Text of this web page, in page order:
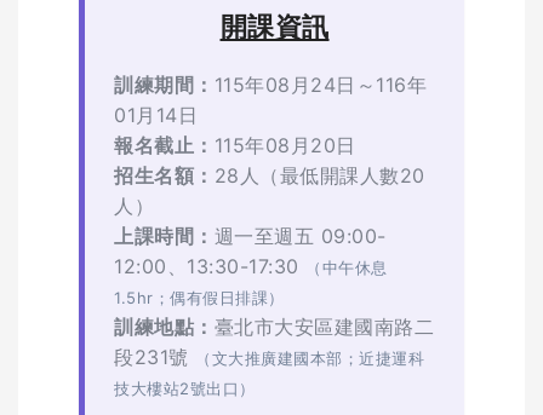
開課資訊
訓練期間： 115年08月24日～116年
01月14日
報名截止： 115年08月20日
招生名額： 28人（最低開課人數20
人）
上課時間： 週一至週五 09:00-
12:00、13:30-17:30
（中午休息
1.5hr；偶有假日排課）
訓練地點： 臺北市大安區建國南路二
段231號
（文大推廣建國本部；近捷運科
技大樓站2號出口）